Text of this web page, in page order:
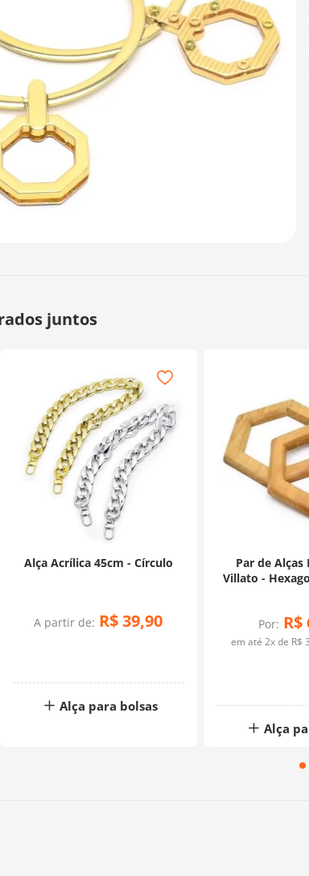
Alça Acrílica 45cm - Círculo
A partir de: R$ 39,90
Alça para bolsas
Par de Alças
Villato -
Por: R$
em até 2x de R$
Alça